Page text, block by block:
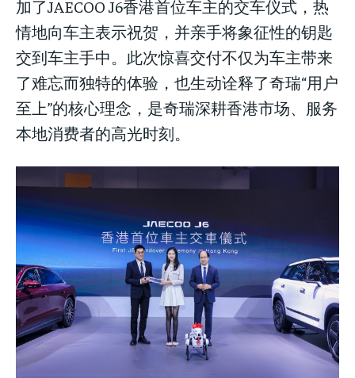
加了JAECOO J6香港首位车主的交车仪式，热
情地向车主表示祝贺，并亲手将象征性的钥匙
交到车主手中。此次惊喜交付不仅为车主带来
了难忘而独特的体验，也生动诠释了奇瑞“用户
至上”的核心理念，是奇瑞深耕香港市场、服务
本地消费者的高光时刻。